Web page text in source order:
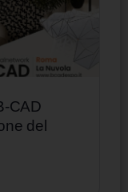
CAD
del